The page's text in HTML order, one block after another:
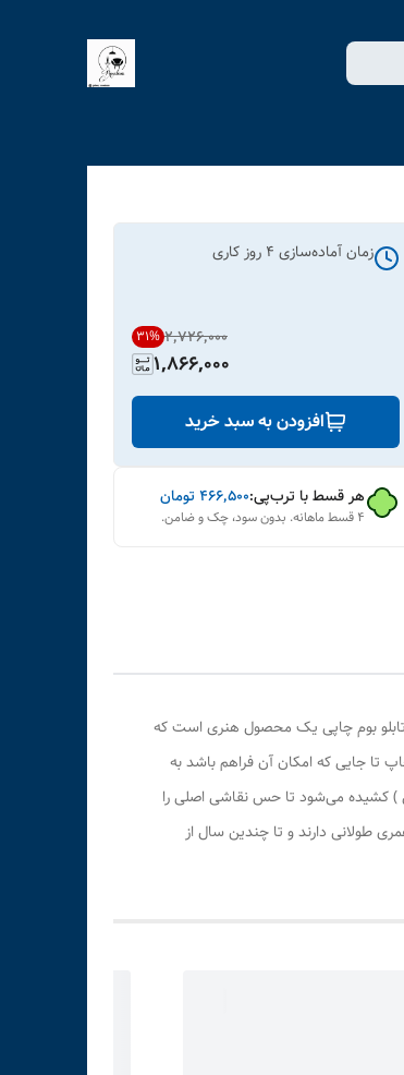
زمان آماده‌سازی 4 روز کاری
۲٬۷۲۶٬۰۰۰ 31%
1,866,000
افزودن به سبد خرید
هر قسط با ترب‌پی:۴۶۶٬۵۰۰ تومان
۴ قسط ماهانه. بدون سود، چک و ضامن.
تابلو بوم چاپی یک محصول هنری است که
تا جایی که امکان آن فراهم باشد به
) کشیده می‌شود تا حس نقاشی اصلی را
طولانی دارند و تا چندین سال از